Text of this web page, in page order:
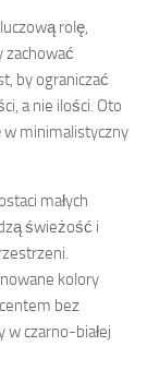
rolę,
zachować
by ograniczać
a nie ilości. Oto
w minimalistyczny
małych
świeżość i
kolory
bez
w czarno-białej